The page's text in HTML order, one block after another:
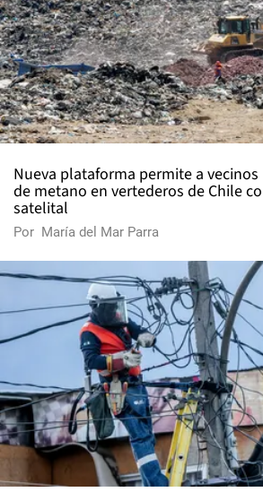
Nueva plataforma permite a
de metano en vertederos de Chile
satelital
Por María del Mar Parra